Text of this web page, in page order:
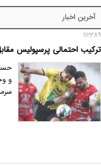
آخرین اخبار
112389
ترکیب احتمالی پرسپولیس
و